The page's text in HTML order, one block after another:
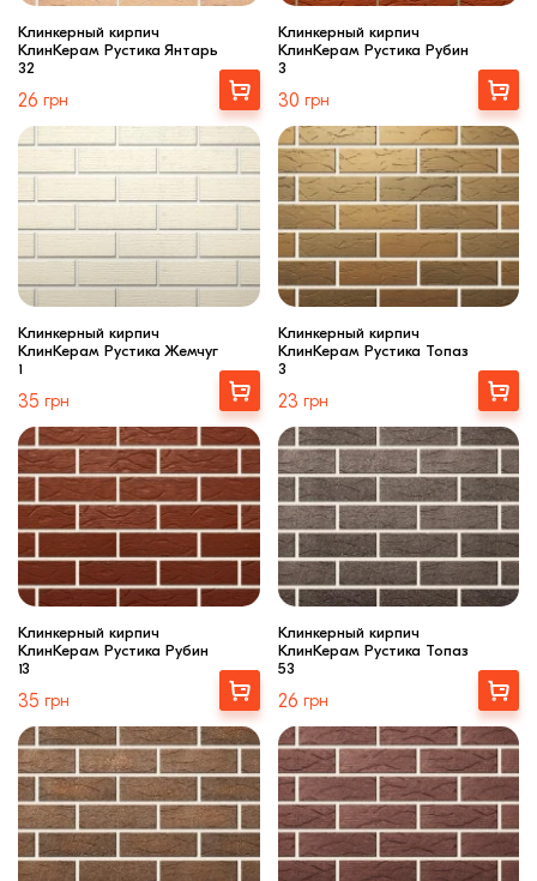
Клинкерный кирпич
КлинКерам Рустика Янтарь
32
26 грн
Выбрать
Клинкерный кирпич
КлинКерам Рустика Рубин
3
30 грн
Выбрать
Клинкерный кирпич
КлинКерам Рустика Жемчуг
1
35 грн
Выбрать
Клинкерный кирпич
КлинКерам Рустика Топаз
3
23 грн
Выбрать
Клинкерный кирпич
КлинКерам Рустика Рубин
13
35 грн
Выбрать
Клинкерный кирпич
КлинКерам Рустика Топаз
53
26 грн
Выбрать